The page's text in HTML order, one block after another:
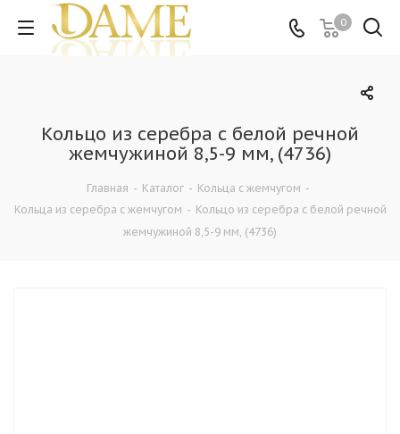
0
Кольцо из серебра с белой речной
жемчужиной 8,5-9 мм, (4736)
Главная - Каталог - Кольца c жемчугом -
Кольца из серебра c жемчугом - Кольцо из серебра с белой речной
жемчужиной 8,5-9 мм, (4736)